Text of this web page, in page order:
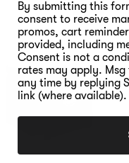
By submitting this
consent to receive
promos, cart
provided, including
Consent is not a
rates may apply.
any time by replying
link (where available).